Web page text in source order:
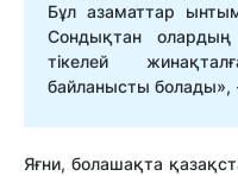
Бұл азаматтар
Сондықтан
тікелей
байланысты болады»,
Яғни, болашақта